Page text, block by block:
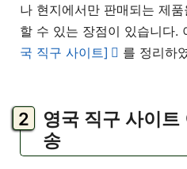
나 현지에서만 판매되는 제
할 수 있는 장점이 있습니다.
국 직구 사이트]
를 정리하
영국 직구 사이트
송